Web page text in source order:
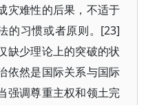
灾难性的后果，不适于
的习惯或者原则。[23]
缺少理论上的突破的状
依然是国际关系与国际
强调尊重主权和领土完